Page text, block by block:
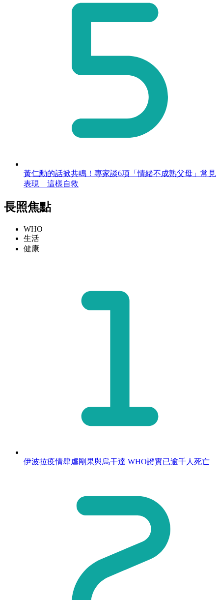
黃仁勳的話掀共鳴！專家談6項「情緒不成熟父母」常見
表現 這樣自救
長照焦點
WHO
生活
健康
伊波拉疫情肆虐剛果與烏干達 WHO證實已逾千人死亡